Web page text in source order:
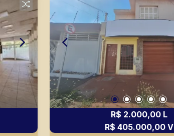
R$ 2.000,00 L
R$ 405.000,00 V